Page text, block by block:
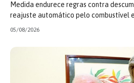
Medida endurece regras contra
reajuste automático pelo combustível
05/08/2026